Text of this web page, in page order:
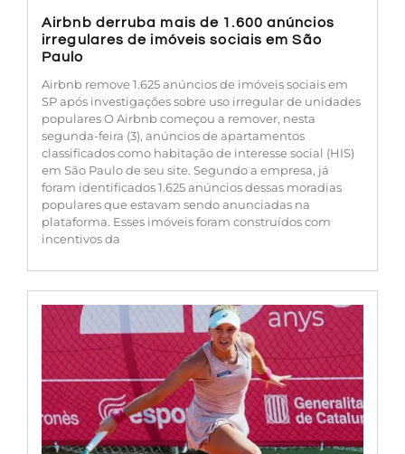
Airbnb derruba mais de 1.600 anúncios
irregulares de imóveis sociais em São
Paulo
Airbnb remove 1.625 anúncios de imóveis sociais em
SP após investigações sobre uso irregular de unidades
populares O Airbnb começou a remover, nesta
segunda-feira (3), anúncios de apartamentos
classificados como habitação de interesse social (HIS)
em São Paulo de seu site. Segundo a empresa, já
foram identificados 1.625 anúncios dessas moradias
populares que estavam sendo anunciadas na
plataforma. Esses imóveis foram construídos com
incentivos da